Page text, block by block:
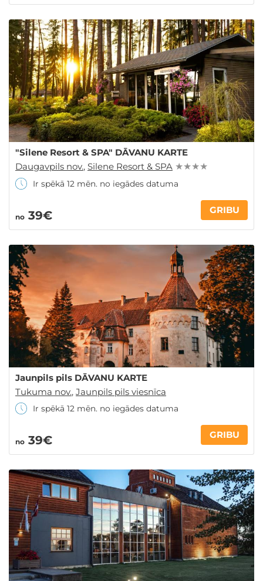
"Silene Resort & SPA" DĀVANU KARTE
Daugavpils nov., Silene Resort & SPA ★ ★ ★ ★
Ir spēkā 12 mēn. no iegādes datuma
no 39€ GRIBU
Jaunpils pils DĀVANU KARTE
Tukuma nov., Jaunpils pils viesnīca
Ir spēkā 12 mēn. no iegādes datuma
no 39€ GRIBU